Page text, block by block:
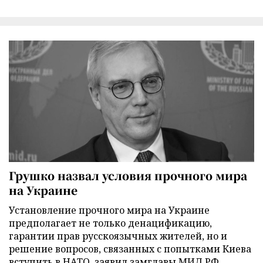
Грушко назвал условия прочного мира
на Украине
Установление прочного мира на Украине
предполагает не только денацификацию,
гарантии прав русскоязычных жителей, но и
решение вопросов, связанных с попытками Киева